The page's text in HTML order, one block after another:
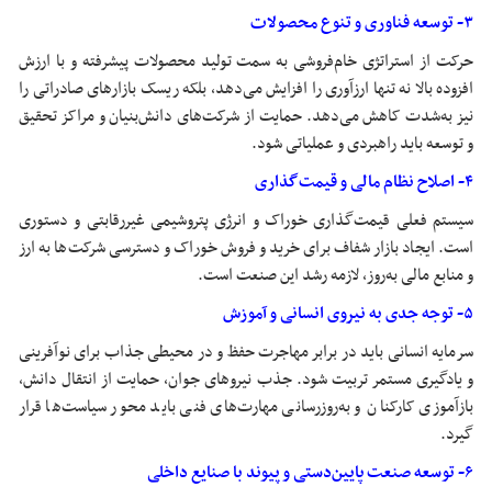
۳- توسعه فناوری و تنوع محصولات
حرکت از استراتژی خام‌فروشی به سمت تولید محصولات پیشرفته و با ارزش
افزوده بالا نه تنها ارزآوری را افزایش می‌دهد، بلکه ریسک بازارهای صادراتی را
نیز به‌شدت کاهش می‌دهد. حمایت از شرکت‌های دانش‌بنیان و مراکز تحقیق
و توسعه باید راهبردی و عملیاتی شود.
۴- اصلاح نظام مالی و قیمت‌گذاری
سیستم فعلی قیمت‌گذاری خوراک و انرژی پتروشیمی غیررقابتی و دستوری
است. ایجاد بازار شفاف برای خرید و فروش خوراک و دسترسی شرکت‌ها به ارز
و منابع مالی به‌روز، لازمه رشد این صنعت است.
۵- توجه جدی به نیروی انسانی و آموزش
سرمایه انسانی باید در برابر مهاجرت حفظ و در محیطی جذاب برای نوآفرینی
و یادگیری مستمر تربیت شود. جذب نیروهای جوان، حمایت از انتقال دانش،
بازآموزی کارکنان و به‌روزرسانی مهارت‌های فنی باید محور سیاست‌ها قرار
گیرد.
۶- توسعه صنعت پایین‌دستی و پیوند با صنایع داخلی